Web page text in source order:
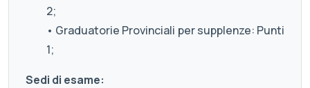
2;
• Graduatorie Provinciali per supplenze: Punti
1;
Sedi di esame: